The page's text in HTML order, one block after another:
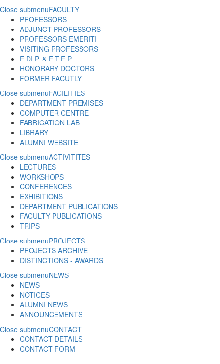
Close submenuFACULTY
PROFESSORS
ADJUNCT PROFESSORS
PROFESSORS EMERITI
VISITING PROFESSORS
E.DI.P. & E.T.E.P.
HONORARY DOCTORS
FORMER FACUTLY
Close submenuFACILITIES
DEPARTMENT PREMISES
COMPUTER CENTRE
FABRICATION LAB
LIBRARY
ALUMNI WEBSITE
Close submenuACTIVITITES
LECTURES
WORKSHOPS
CONFERENCES
EXHIBITIONS
DEPARTMENT PUBLICATIONS
FACULTY PUBLICATIONS
TRIPS
Close submenuPROJECTS
PROJECTS ARCHIVE
DISTINCTIONS - AWARDS
Close submenuNEWS
NEWS
NOTICES
ALUMNI NEWS
ANNOUNCEMENTS
Close submenuCONTACT
CONTACT DETAILS
CONTACT FORM